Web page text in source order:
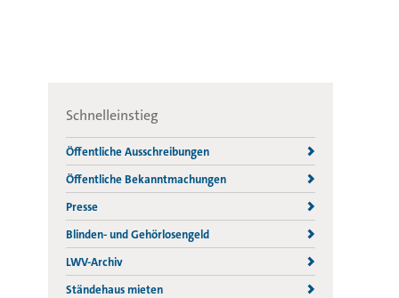
Schnelleinstieg
Öffentliche Ausschreibungen
Öffentliche Bekanntmachungen
Presse
Blinden- und Gehörlosengeld
LWV-Archiv
Ständehaus mieten